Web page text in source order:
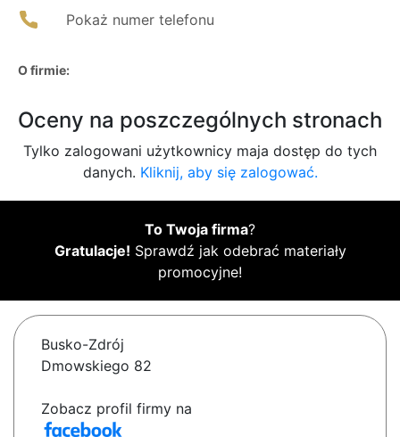
Pokaż numer telefonu
O firmie:
Oceny na poszczególnych stronach
Tylko zalogowani użytkownicy maja dostęp do tych
danych. Kliknij, aby się zalogować.
To Twoja firma?
Gratulacje! Sprawdź jak odebrać materiały
promocyjne!
Busko-Zdrój
Dmowskiego 82
Zobacz profil firmy na